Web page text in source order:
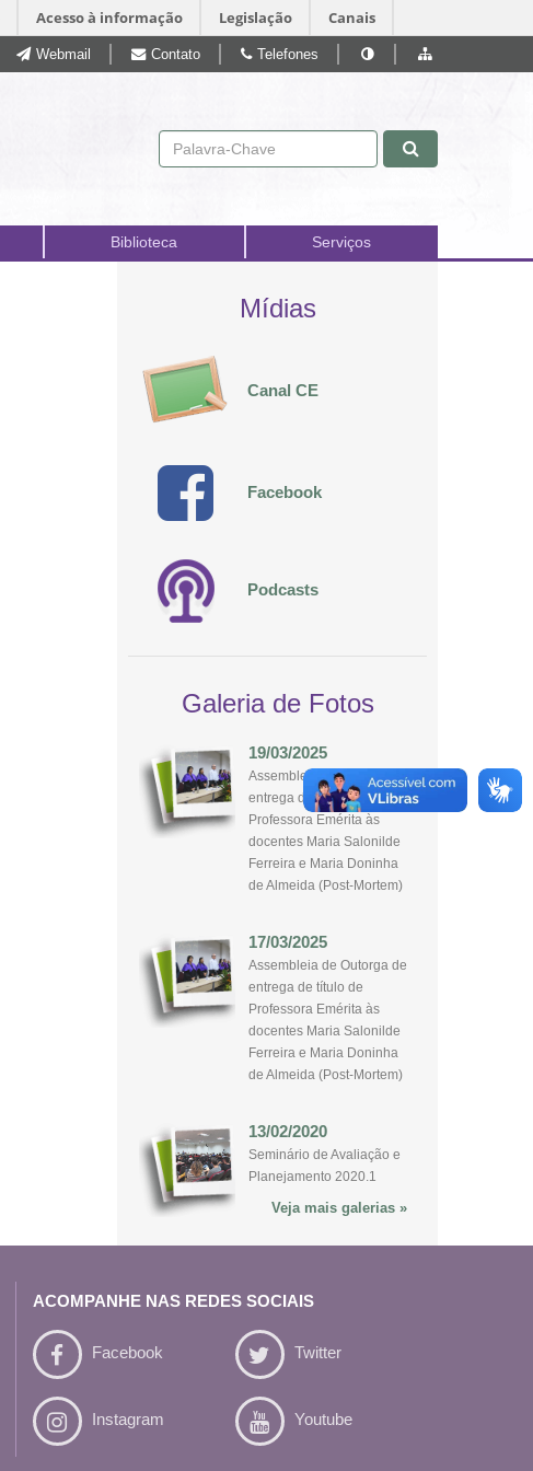
Acesso à informação Legislação Canais
Pular para o conteúdo
Webmail Contato Telefones
Biblioteca Serviços
Mídias
Canal CE
Facebook
Podcasts
Galeria de Fotos
19/03/2025
Assembleia de Outorga de
entrega de título de
Professora Emérita às
docentes Maria Salonilde
Ferreira e Maria Doninha
de Almeida (Post-Mortem)
17/03/2025
Assembleia de Outorga de
entrega de título de
Professora Emérita às
docentes Maria Salonilde
Ferreira e Maria Doninha
de Almeida (Post-Mortem)
13/02/2020
Seminário de Avaliação e
Planejamento 2020.1
Veja mais galerias »
ACOMPANHE NAS REDES SOCIAIS
Facebook Twitter
Instagram Youtube